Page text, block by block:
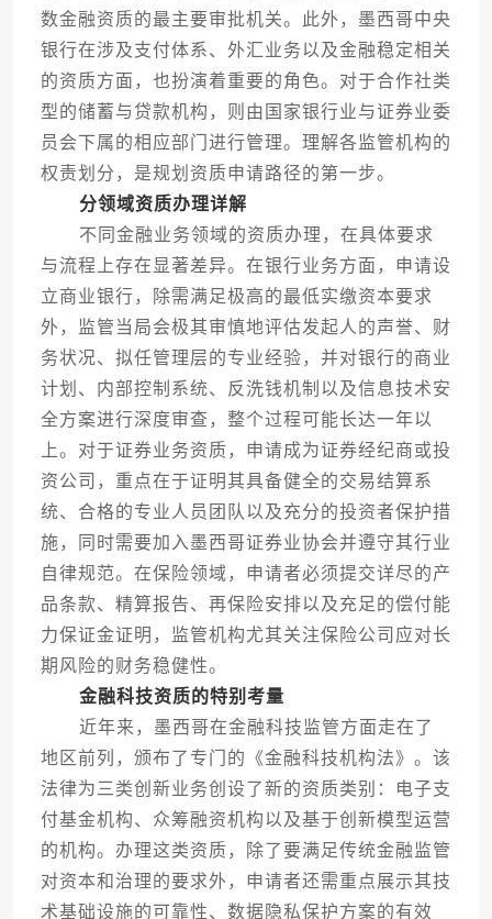
数金融资质的最主要审批机关。此外，墨西哥中央
银行在涉及支付体系、外汇业务以及金融稳定相关
的资质方面，也扮演着重要的角色。对于合作社类
型的储蓄与贷款机构，则由国家银行业与证券业委
员会下属的相应部门进行管理。理解各监管机构的
权责划分，是规划资质申请路径的第一步。
分领域资质办理详解
不同金融业务领域的资质办理，在具体要求
与流程上存在显著差异。在银行业务方面，申请设
立商业银行，除需满足极高的最低实缴资本要求
外，监管当局会极其审慎地评估发起人的声誉、财
务状况、拟任管理层的专业经验，并对银行的商业
计划、内部控制系统、反洗钱机制以及信息技术安
全方案进行深度审查，整个过程可能长达一年以
上。对于证券业务资质，申请成为证券经纪商或投
资公司，重点在于证明其具备健全的交易结算系
统、合格的专业人员团队以及充分的投资者保护措
施，同时需要加入墨西哥证券业协会并遵守其行业
自律规范。在保险领域，申请者必须提交详尽的产
品条款、精算报告、再保险安排以及充足的偿付能
力保证金证明，监管机构尤其关注保险公司应对长
期风险的财务稳健性。
金融科技资质的特别考量
近年来，墨西哥在金融科技监管方面走在了
地区前列，颁布了专门的《金融科技机构法》。该
法律为三类创新业务创设了新的资质类别：电子支
付基金机构、众筹融资机构以及基于创新模型运营
的机构。办理这类资质，除了要满足传统金融监管
对资本和治理的要求外，申请者还需重点展示其技
术基础设施的可靠性、数据隐私保护方案的有效